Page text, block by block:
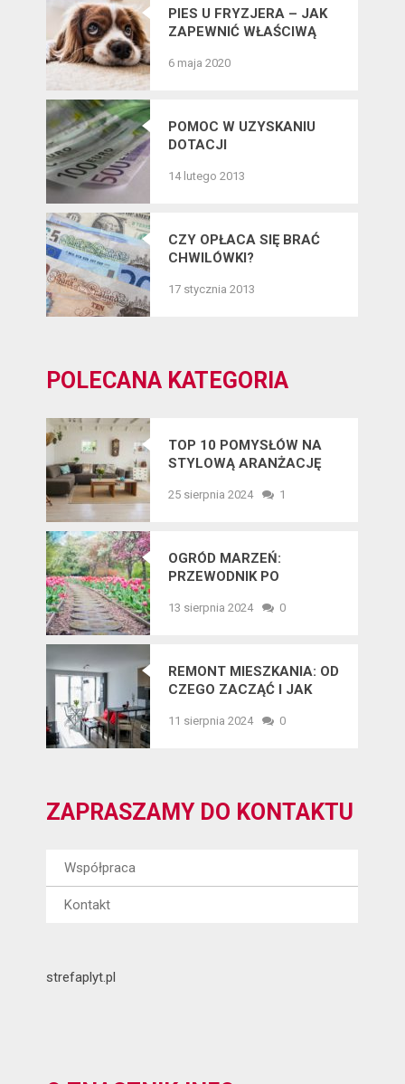
PIES U FRYZJERA – JAK
ZAPEWNIĆ WŁAŚCIWĄ
CZWORONOGÓW?
6 maja 2020
POMOC W UZYSKANIU
DOTACJI
14 lutego 2013
CZY OPŁACA SIĘ BRAĆ
CHWILÓWKI?
17 stycznia 2013
POLECANA KATEGORIA
TOP 10 POMYSŁÓW NA
STYLOWĄ ARANŻACJĘ
25 sierpnia 2024 1
OGRÓD MARZEŃ:
PRZEWODNIK PO
TRENDACH
13 sierpnia 2024 0
REMONT MIESZKANIA: OD
CZEGO ZACZĄĆ I JAK
11 sierpnia 2024 0
ZAPRASZAMY DO KONTAKTU
Współpraca
Kontakt
strefaplyt.pl